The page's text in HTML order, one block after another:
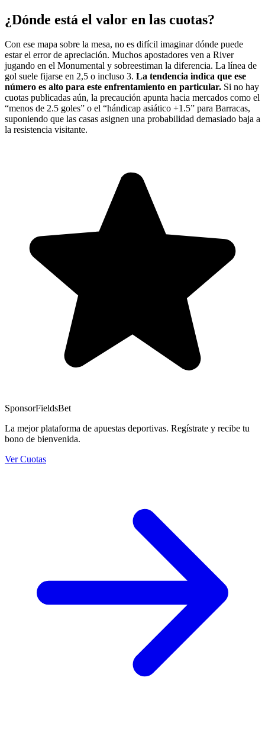
¿Dónde está el valor en las cuotas?
Con ese mapa sobre la mesa, no es difícil imaginar dónde puede
estar el error de apreciación. Muchos apostadores ven a River
jugando en el Monumental y sobreestiman la diferencia. La línea de
gol suele fijarse en 2,5 o incluso 3. La tendencia indica que ese
número es alto para este enfrentamiento en particular. Si no hay
cuotas publicadas aún, la precaución apunta hacia mercados como el
“menos de 2.5 goles” o el “hándicap asiático +1.5” para Barracas,
suponiendo que las casas asignen una probabilidad demasiado baja a
la resistencia visitante.
SponsorFieldsBet
La mejor plataforma de apuestas deportivas. Regístrate y recibe tu
bono de bienvenida.
Ver Cuotas